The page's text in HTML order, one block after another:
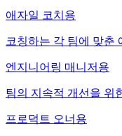
애자일 코치용
코칭하는 각 팀에 맞춘
엔지니어링 매니저용
팀의 지속적 개선을 위
프로덕트 오너용